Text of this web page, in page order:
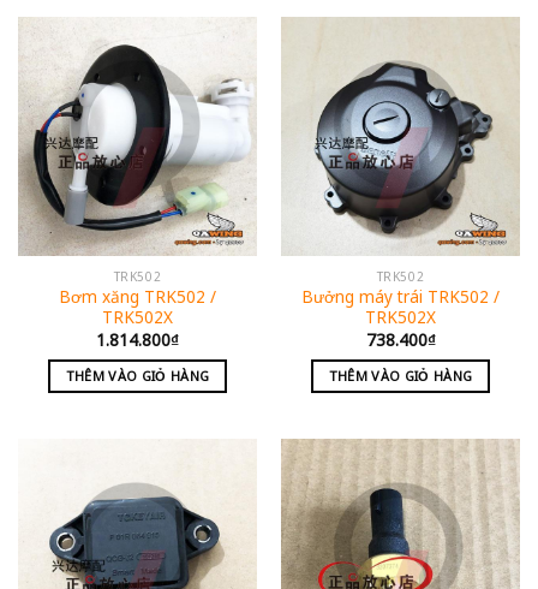
TRK502
Bơm xăng TRK502 /
TRK502X
1.814.800₫
THÊM VÀO GIỎ HÀNG
TRK502
Bưởng máy trái TRK502 /
TRK502X
738.400₫
THÊM VÀO GIỎ HÀNG